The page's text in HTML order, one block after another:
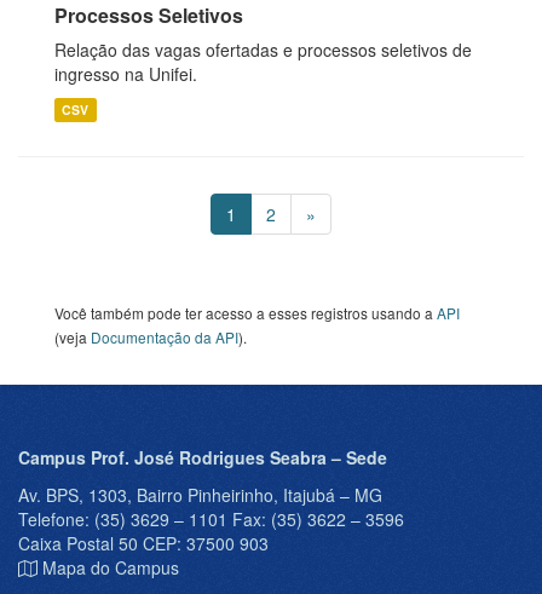
Processos Seletivos
Relação das vagas ofertadas e processos seletivos de
ingresso na Unifei.
CSV
1 2 »
Você também pode ter acesso a esses registros usando a API
(veja Documentação da API).
Campus Prof. José Rodrigues Seabra – Sede
Av. BPS, 1303, Bairro Pinheirinho, Itajubá – MG
Telefone: (35) 3629 – 1101 Fax: (35) 3622 – 3596
Caixa Postal 50 CEP: 37500 903
Mapa do Campus